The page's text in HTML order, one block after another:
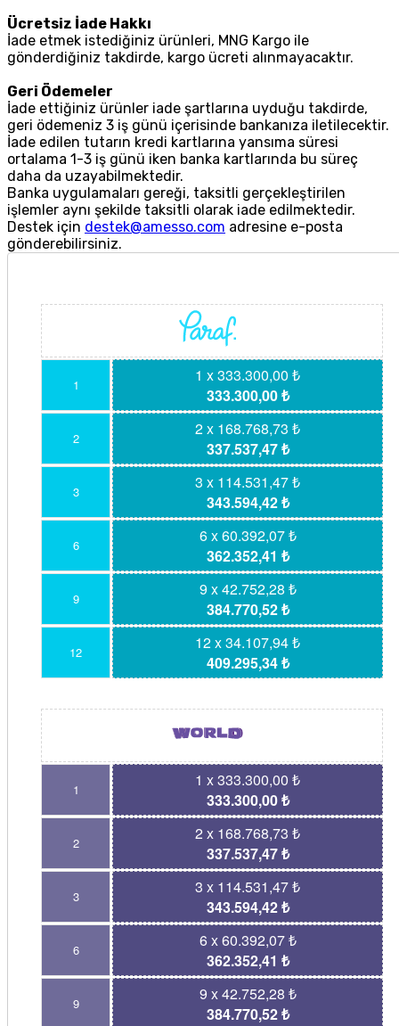
Ücretsiz İade Hakkı
İade etmek istediğiniz ürünleri, MNG Kargo ile
gönderdiğiniz takdirde, kargo ücreti alınmayacaktır.
Geri Ödemeler
İade ettiğiniz ürünler iade şartlarına uyduğu takdirde,
geri ödemeniz 3 iş günü içerisinde bankanıza iletilecektir.
İade edilen tutarın kredi kartlarına yansıma süresi
ortalama 1-3 iş günü iken banka kartlarında bu süreç
daha da uzayabilmektedir.
Banka uygulamaları gereği, taksitli gerçekleştirilen
işlemler aynı şekilde taksitli olarak iade edilmektedir.
Destek için destek@amesso.com adresine e-posta
gönderebilirsiniz.
1
1 x 333.300,00 ₺
333.300,00 ₺
2
2 x 168.768,73 ₺
337.537,47 ₺
3
3 x 114.531,47 ₺
343.594,42 ₺
6
6 x 60.392,07 ₺
362.352,41 ₺
9
9 x 42.752,28 ₺
384.770,52 ₺
12
12 x 34.107,94 ₺
409.295,34 ₺
1
1 x 333.300,00 ₺
333.300,00 ₺
2
2 x 168.768,73 ₺
337.537,47 ₺
3
3 x 114.531,47 ₺
343.594,42 ₺
6
6 x 60.392,07 ₺
362.352,41 ₺
9
9 x 42.752,28 ₺
384.770,52 ₺